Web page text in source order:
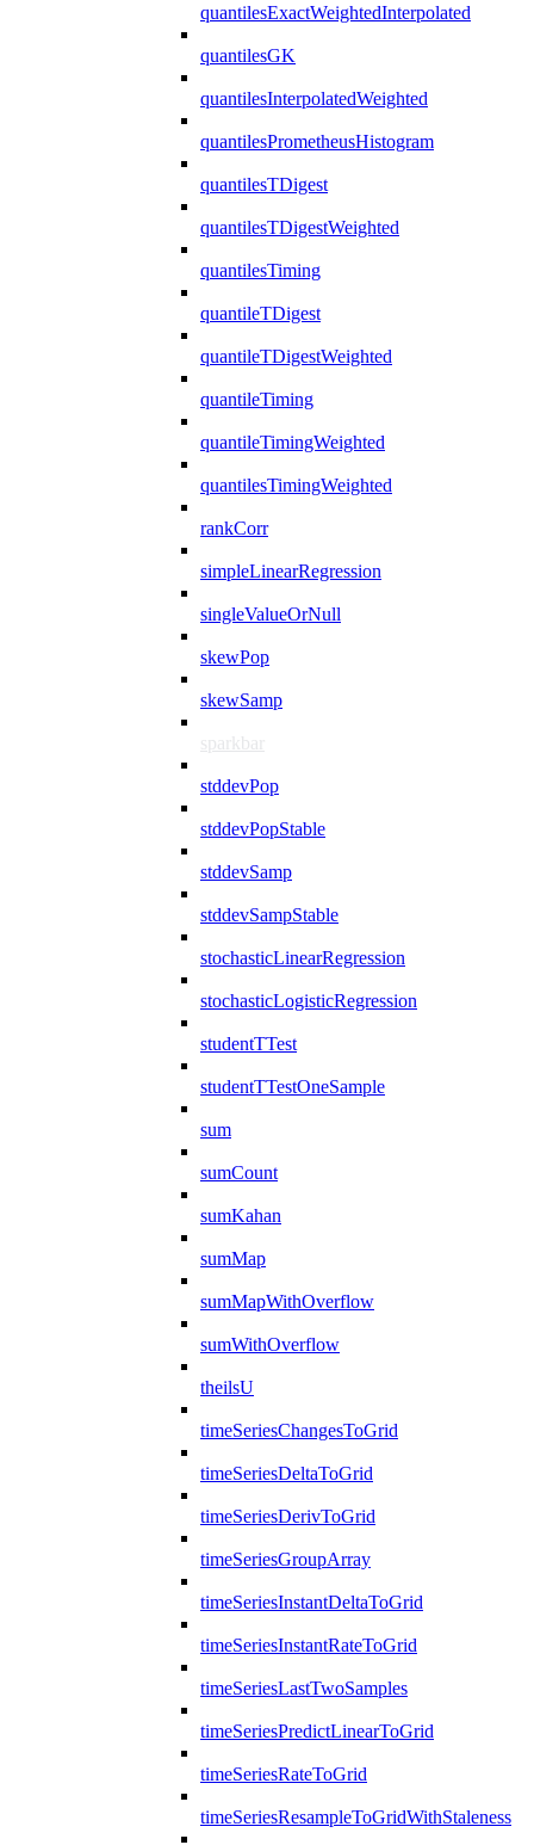
quantilesExactWeightedInterpolated
quantilesGK
quantilesInterpolatedWeighted
quantilesPrometheusHistogram
quantilesTDigest
quantilesTDigestWeighted
quantilesTiming
quantileTDigest
quantileTDigestWeighted
quantileTiming
quantileTimingWeighted
quantilesTimingWeighted
rankCorr
simpleLinearRegression
singleValueOrNull
skewPop
skewSamp
sparkbar
stddevPop
stddevPopStable
stddevSamp
stddevSampStable
stochasticLinearRegression
stochasticLogisticRegression
studentTTest
studentTTestOneSample
sum
sumCount
sumKahan
sumMap
sumMapWithOverflow
sumWithOverflow
theilsU
timeSeriesChangesToGrid
timeSeriesDeltaToGrid
timeSeriesDerivToGrid
timeSeriesGroupArray
timeSeriesInstantDeltaToGrid
timeSeriesInstantRateToGrid
timeSeriesLastTwoSamples
timeSeriesPredictLinearToGrid
timeSeriesRateToGrid
timeSeriesResampleToGridWithStaleness